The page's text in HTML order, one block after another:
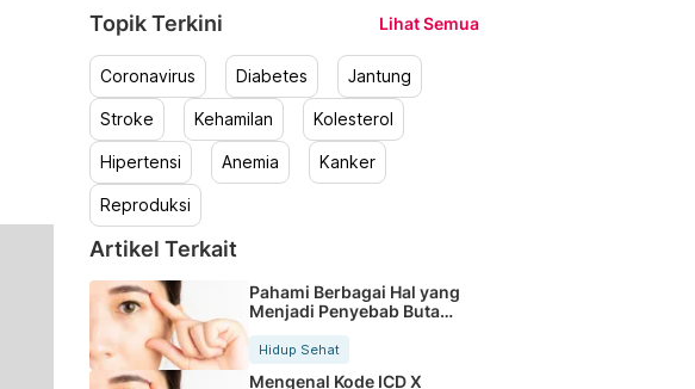
Topik Terkini Lihat Semua
Coronavirus Diabetes Jantung
Stroke Kehamilan Kolesterol
Hipertensi Anemia Kanker
Reproduksi
Artikel Terkait
Pahami Berbagai Hal yang
Menjadi Penyebab Buta
Hidup Sehat
Mengenal Kode ICD X